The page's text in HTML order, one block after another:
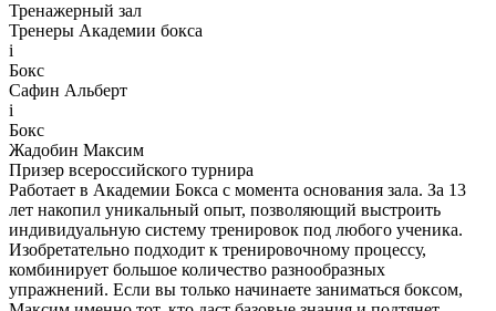
Тренажерный зал
Тренеры Академии бокса
i
Бокс
Сафин Альберт
i
Бокс
Жадобин Максим
Призер всероссийского турнира
Работает в Академии Бокса с момента основания зала. За 13
лет накопил уникальный опыт, позволяющий выстроить
индивидуальную систему тренировок под любого ученика.
Изобретательно подходит к тренировочному процессу,
комбинирует большое количество разнообразных
упражнений. Если вы только начинаете заниматься боксом,